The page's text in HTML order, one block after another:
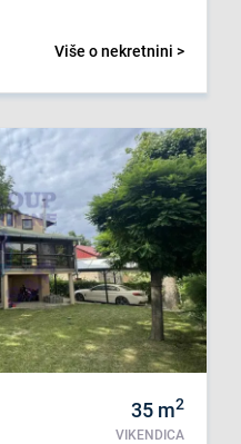
Više o nekretnini >
35 m2
VIKENDICA